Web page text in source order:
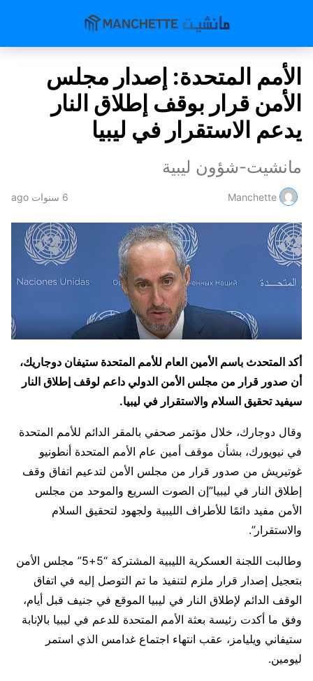
الأمم المتحدة: إصدار مجلس
الأمن قرار بوقف إطلاق النار
يدعم الاستقرار في ليبيا
مانشيت-شؤون ليبية
Manchette 6 سنوات ago
أكد المتحدث باسم الأمين العام للأمم المتحدة ستيفان دوجاريك،
أن صدور قرار من مجلس الأمن الدولي داعم لوقف إطلاق النار
سيفيد تحقيق السلام والاستقرار في ليبيا.
وقال دوجارك، خلال مؤتمر صحفي بالمقر الدائم للأمم المتحدة
في نيويورك، بشأن موقف أمين عام الأمم المتحدة أنطونيو
غوتيريش من صدور قرار من مجلس الأمن لتدعيم اتفاق وقف
إطلاق النار في ليبيا”إن الصوت السريع والموحد من مجلس
الأمن مفيد دائمًا للأطراف الليبية ولجهود لتحقيق السلام
والاستقرار”.
وطالبت اللجنة العسكرية الليبية المشتركة “5+5” مجلس الأمن
بتعجيل إصدار قرار ملزم لتنفيذ ما تم التوصل إليه في اتفاق
الوقف الدائم لإطلاق النار في ليبيا الموقع في جنيف قبل أيام،
وفق ما أكدت رئيسة بعثة الأمم المتحدة للدعم في ليبيا بالإنابة
ستيفاني ويليامز، عقب انتهاء اجتماع غدامس الذي استمر
ليومين.